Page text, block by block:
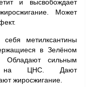
и высвобождает
Может
метилксантины
в Зелёном
сильным
на ЦНС. Дают
жиросжигание.